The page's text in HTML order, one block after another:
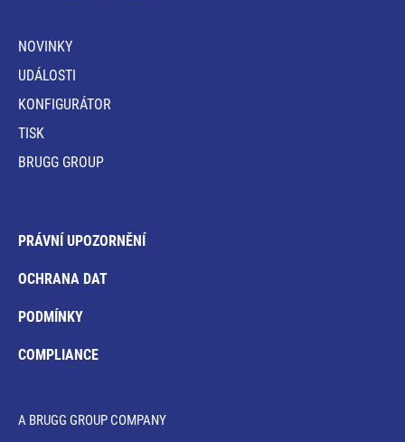
NOVINKY
UDÁLOSTI
KONFIGURÁTOR
TISK
BRUGG GROUP
PRÁVNÍ UPOZORNĚNÍ
OCHRANA DAT
PODMÍNKY
COMPLIANCE
A BRUGG GROUP COMPANY